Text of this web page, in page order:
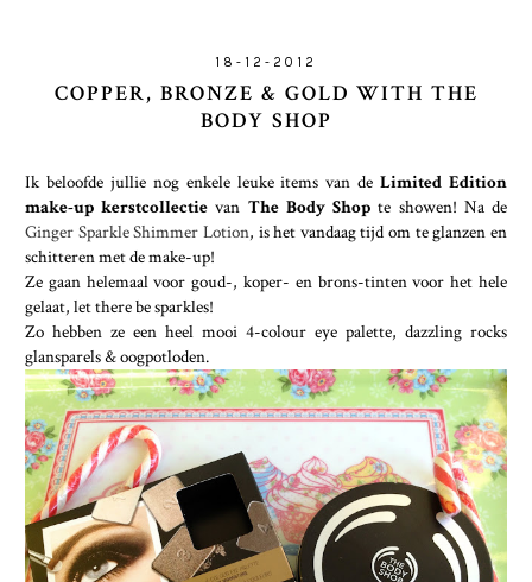
18-12-2012
COPPER, BRONZE & GOLD WITH THE
BODY SHOP
Ik beloofde jullie nog enkele leuke items van deLimited Edition
make-up kerstcollectie van The Body Shop te showen! Na de
Ginger Sparkle Shimmer Lotion, is het vandaag tijd om te glanzen en
schitteren met de make-up!
Ze gaan helemaal voor goud-, koper- en brons-tinten voor het hele
gelaat, let there be sparkles!
Zo hebben ze een heel mooi 4-colour eye palette, dazzling rocks
glansparels & oogpotloden.